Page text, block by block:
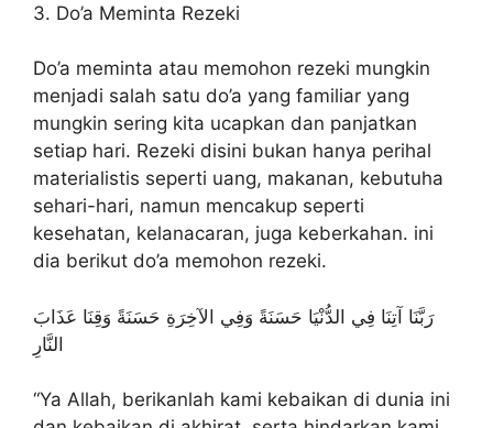
3. Do’a Meminta Rezeki
Do’a meminta atau memohon rezeki mungkin
menjadi salah satu do’a yang familiar yang
mungkin sering kita ucapkan dan panjatkan
setiap hari. Rezeki disini bukan hanya perihal
materialistis seperti uang, makanan, kebutuha
sehari-hari, namun mencakup seperti
kesehatan, kelanacaran, juga keberkahan. ini
dia berikut do’a memohon rezeki.
رَبَّنَا آتِنَا فِي الدُّنْيَا حَسَنَةً وَفِي الآخِرَةِ حَسَنَةً وَقِنَا عَذَابَ
النَّارِ
“Ya Allah, berikanlah kami kebaikan di dunia ini